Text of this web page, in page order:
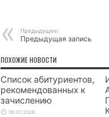
Предыдущее:
Предыдущая запись
ПОХОЖИЕ НОВОСТИ
Список абитуриентов,
рекомендованных к
зачислению
06.07.2026